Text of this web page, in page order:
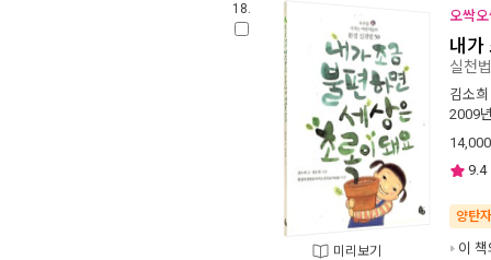
18.
미리보기
오싹
내가
실천
김소희
2009
14,000
9.4
양탄
이